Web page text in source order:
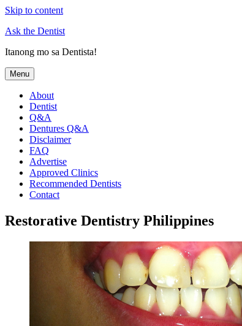
Skip to content
Ask the Dentist
Itanong mo sa Dentista!
Menu
About
Dentist
Q&A
Dentures Q&A
Disclaimer
FAQ
Advertise
Approved Clinics
Recommended Dentists
Contact
Restorative Dentistry Philippines